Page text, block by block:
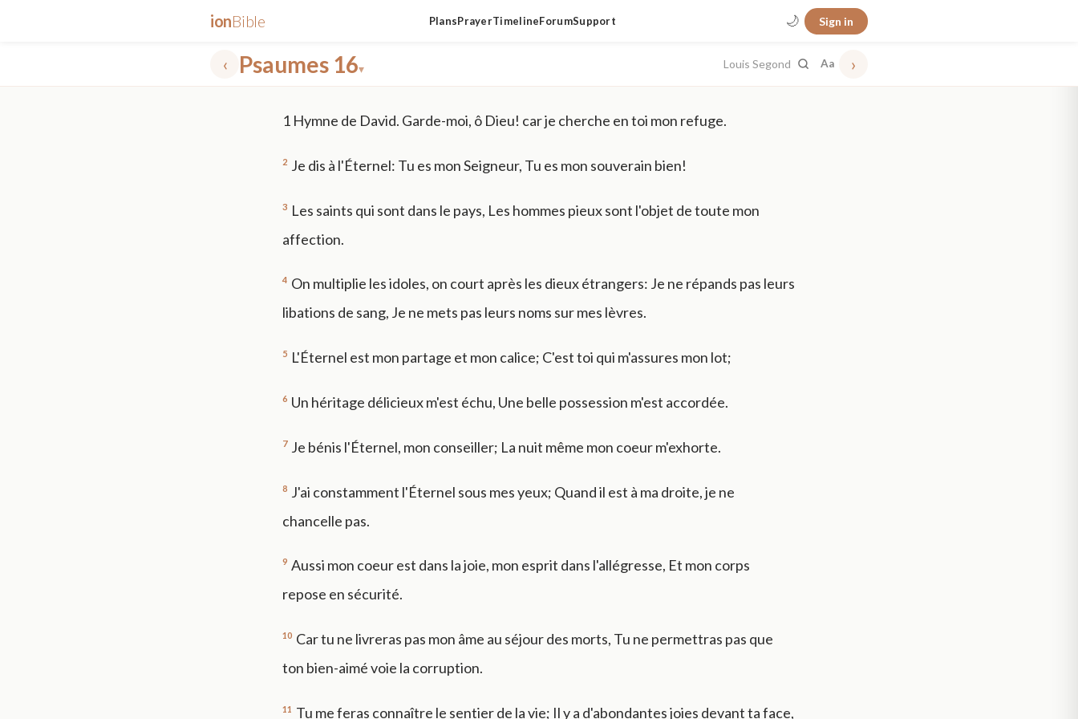
ionBible PlansPrayerTimelineForumSupport 🌙 Sign in
‹ Psaumes 16▾ Louis Segond Aa ›
1 Hymne de David. Garde-moi, ô Dieu! car je cherche en toi mon refuge.
2 Je dis à l'Éternel: Tu es mon Seigneur, Tu es mon souverain bien!
3 Les saints qui sont dans le pays, Les hommes pieux sont l'objet de toute mon
affection.
4 On multiplie les idoles, on court après les dieux étrangers: Je ne répands pas leurs
libations de sang, Je ne mets pas leurs noms sur mes lèvres.
5 L'Éternel est mon partage et mon calice; C'est toi qui m'assures mon lot;
6 Un héritage délicieux m'est échu, Une belle possession m'est accordée.
7 Je bénis l'Éternel, mon conseiller; La nuit même mon coeur m'exhorte.
8 J'ai constamment l'Éternel sous mes yeux; Quand il est à ma droite, je ne
chancelle pas.
9 Aussi mon coeur est dans la joie, mon esprit dans l'allégresse, Et mon corps
repose en sécurité.
10 Car tu ne livreras pas mon âme au séjour des morts, Tu ne permettras pas que
ton bien-aimé voie la corruption.
11 Tu me feras connaître le sentier de la vie; Il y a d'abondantes joies devant ta face,